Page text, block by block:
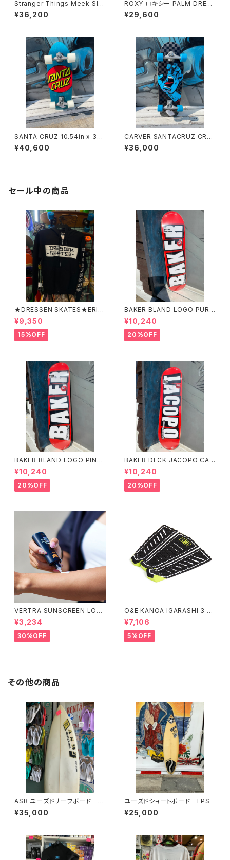
Stranger Things Meek Sla
sher cruiser 10.1 SANTACR
UZ SkateBoarding
¥36,200
ROXY ロキシー PALM DREA
MS 28 LONGBOARD TRUC
K サーフスケートボード
¥29,600
SANTA CRUZ 10.54in x 31.
45in CLASSIC DOT PIG SU
RF SKATE CARVER CRUISE
¥40,600
CARVER SANTACRUZ CRUI
SER SURFSKATE SCREAMI
NG HAND CHECK
¥36,000
セール中の商品
★DRESSEN SKATES★ERIC
DRESSEN BLACK ZIP HOO
D PARKER ドレッセンスケーツ
スケート エリックドレッセン
ブラック フードパーカー フー
¥9,350
15%OFF
BAKER BLAND LOGO PURP
LE DECK 8.0 ベイカー ブラ
ンド ロゴ パープル デッ
キ 8インチ スケートボード ス
ケボー
¥10,240
20%OFF
BAKER BLAND LOGO PINK
DECK 8.0 ベイカー ブラン
ド ロゴ デッキ ピンク 8イ
ンチ スケートボード スケボー
¥10,240
20%OFF
BAKER DECK JACOPO CAR
OZZI BRAND LOGO 8.25 ベ
イカー デッキ ジェイコープ ブ
ランド ロゴ スケートボード
スケボー
¥10,240
20%OFF
VERTRA SUNSCREEN LOTI
ON WHITE SPF 44＃
¥3,234
30%OFF
O&E KANOA IGARASHI 3 PI
ECE BLACK/LIME｜PRO SE
RIES
¥7,106
5%OFF
その他の商品
ASB ユーズドサーフボード 中
古 ショートボード
¥35,000
ユーズドショートボード EPS
¥25,000